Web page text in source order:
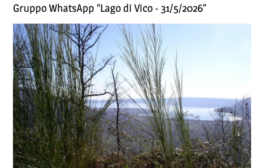
Gruppo WhatsApp “Lago di Vico - 31/5/2026”